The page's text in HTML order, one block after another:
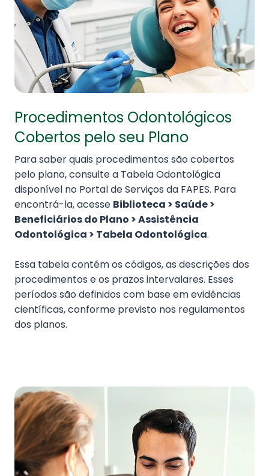
Procedimentos Odontológicos
Cobertos pelo seu Plano
Para saber quais procedimentos são cobertos
pelo plano, consulte a Tabela Odontológica
disponível no Portal de Serviços da FAPES. Para
encontrá-la, acesse Biblioteca > Saúde >
Beneficiários do Plano > Assistência
Odontológica > Tabela Odontológica.
Essa tabela contém os códigos, as descrições dos
procedimentos e os prazos intervalares. Esses
períodos são definidos com base em evidências
científicas, conforme previsto nos regulamentos
dos planos.